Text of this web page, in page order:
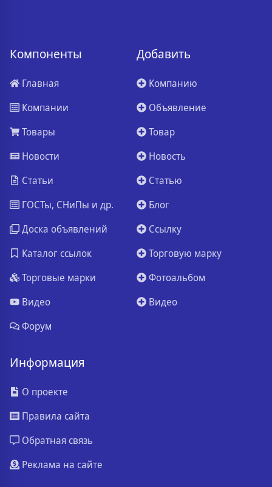
Компоненты
Главная
Компании
Товары
Новости
Статьи
ГОСТы, СНиПы и др.
Доска объявлений
Каталог ссылок
Торговые марки
Видео
Форум
Добавить
Компанию
Объявление
Товар
Новость
Статью
Блог
Ссылку
Торговую марку
Фотоальбом
Видео
Информация
О проекте
Правила сайта
Обратная связь
Реклама на сайте